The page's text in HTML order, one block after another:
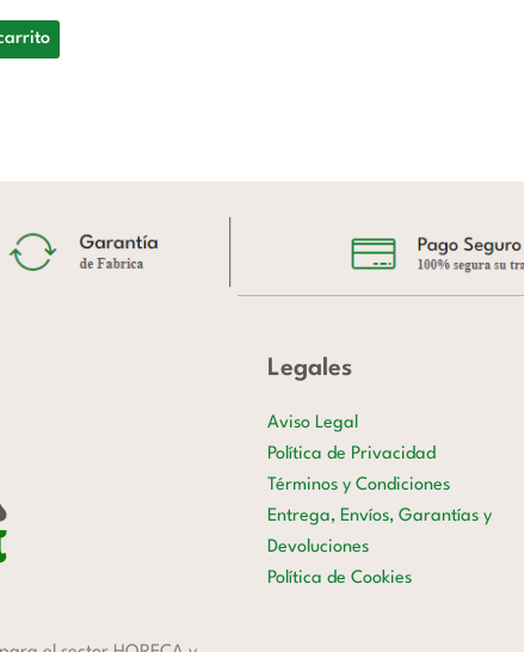
Legales
Aviso Legal
Política de Privacidad
Términos y Condiciones
Entrega, Envíos, Garantías y
Devoluciones
Política de Cookies